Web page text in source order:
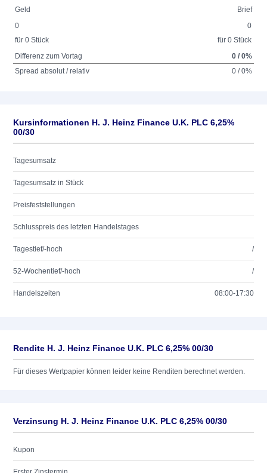
Geld
Brief
0
für 0 Stück
0
für 0 Stück
Differenz zum Vortag
0 / 0%
Spread absolut / relativ
0 / 0%
Kursinformationen H. J. Heinz Finance U.K. PLC 6,25%
00/30
Tagesumsatz
Tagesumsatz in Stück
Preisfeststellungen
Schlusspreis des letzten Handelstages
Tagestief/-hoch /
52-Wochentief/-hoch /
Handelszeiten 08:00-17:30
Rendite H. J. Heinz Finance U.K. PLC 6,25% 00/30
Für dieses Wertpapier können leider keine Renditen berechnet werden.
Verzinsung H. J. Heinz Finance U.K. PLC 6,25% 00/30
Kupon